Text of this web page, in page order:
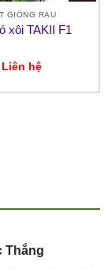
GIỐNG RAU
xôi TAKII F1
Liên hệ
Thắng